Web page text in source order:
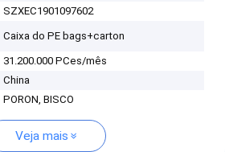
SZXEC1901097602
Caixa do PE bags+carton
31.200.000 PCes/mês
China
PORON, BISCO
Veja mais